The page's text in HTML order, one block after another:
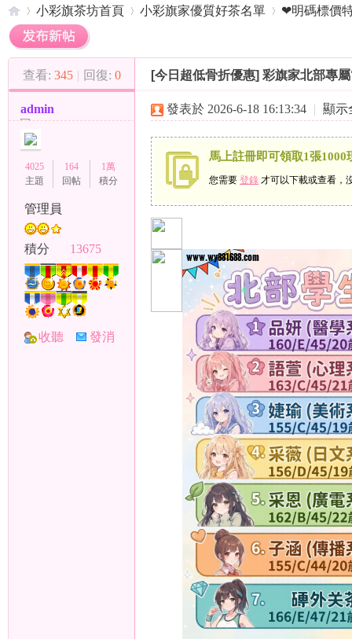
明碼標價特惠專區 熱門喝茶心得分享 高顏值現役
»
小彩旗茶坊首頁 小彩旗家優質好茶名單
›
❤明碼標價
查看: 345 | 回復: 0 [今日超低骨折優惠] 彩旗家北部專
admin
4025
主題
164
回帖
1萬
積分
管理員
積分 13675
收聽
發消
發表於 2026-6-18 16:13:34 | 顯示
馬上註冊即可領取1張1000
您需要 登錄 才可以下載或查看，